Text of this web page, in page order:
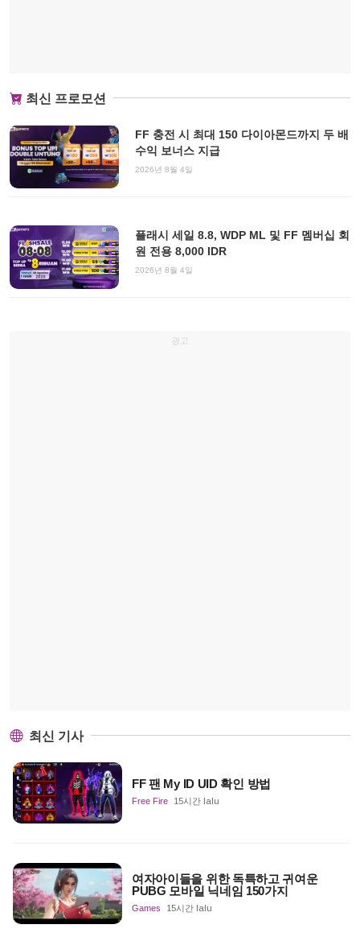
최신 프로모션
FF 충전 시 최대 150 다이아몬드까지 두 배
수익 보너스 지급
2026년 8월 4일
플래시 세일 8.8, WDP ML 및 FF 멤버십 회
원 전용 8,000 IDR
2026년 8월 4일
광고
최신 기사
FF 팬 My ID UID 확인 방법
Free Fire 15시간 lalu
여자아이들을 위한 독특하고 귀여운
PUBG 모바일 닉네임 150가지
Games 15시간 lalu